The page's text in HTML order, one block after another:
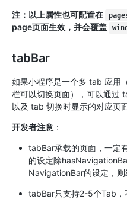
注：以上属性也可配置在
page页面生效，并会覆盖
tabBar
如果小程序是一个多 tab 应用
栏可以切换页面），可以通过
以及 tab 切换时显示的对应页面
开发者注意 ：
tabBar承载的页面，一定
的设定除
NavigationBar的设定，则
tabBar只支持2-5个Tab，